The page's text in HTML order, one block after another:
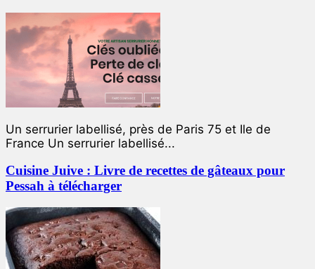
Un serrurier labellisé, près de Paris 75 et Ile de
France Un serrurier labellisé...
Cuisine Juive : Livre de recettes de gâteaux pour
Pessah à télécharger